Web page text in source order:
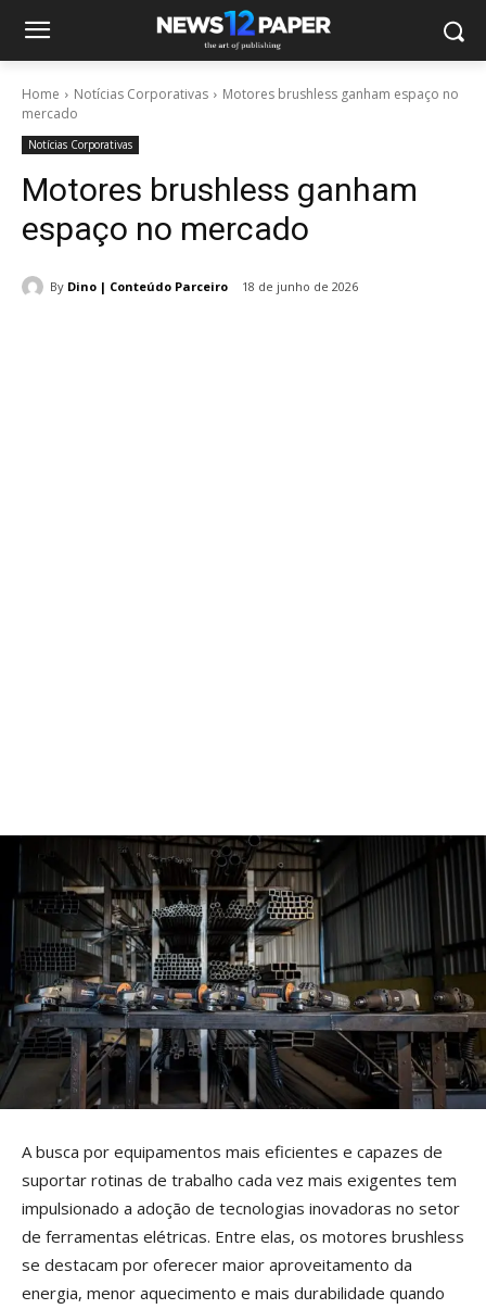
Home Notícias Corporativas
Motores brushless ganham espaço no
mercado
Notícias Corporativas
Motores brushless ganham
espaço no mercado
By Dino | Conteúdo Parceiro 18 de junho de 2026
A busca por equipamentos mais eficientes e capazes de
suportar rotinas de trabalho cada vez mais exigentes tem
impulsionado a adoção de tecnologias inovadoras no setor
de ferramentas elétricas. Entre elas, os motores brushless
se destacam por oferecer maior aproveitamento da
energia, menor aquecimento e mais durabilidade quando